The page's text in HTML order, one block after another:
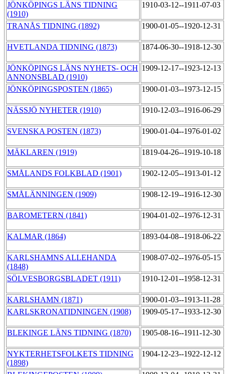
JÖNKÖPINGS LÄNS TIDNING
(1910)
1910-03-12--1911-07-03
TRANÅS TIDNING (1892) 1900-01-05--1920-12-31
HVETLANDA TIDNING (1873) 1874-06-30--1918-12-30
JÖNKÖPINGS LÄNS NYHETS- OCH
ANNONSBLAD (1910)
1909-12-17--1923-12-13
JÖNKÖPINGSPOSTEN (1865) 1900-01-03--1973-12-15
NÄSSJÖ NYHETER (1910) 1910-12-03--1916-06-29
SVENSKA POSTEN (1873) 1900-01-04--1976-01-02
MÄKLAREN (1919) 1819-04-26--1919-10-18
SMÅLANDS FOLKBLAD (1901) 1902-12-05--1913-01-12
SMÅLÄNNINGEN (1909) 1908-12-19--1916-12-30
BAROMETERN (1841) 1904-01-02--1976-12-31
KALMAR (1864) 1893-04-08--1918-06-22
KARLSHAMNS ALLEHANDA
(1848)
1908-07-02--1976-05-15
SÖLVESBORGSBLADET (1911) 1910-12-01--1958-12-31
KARLSHAMN (1871)
1900-01-03--1913-11-28
KARLSKRONATIDNINGEN (1908)
1909-05-17--1933-12-30
BLEKINGE LÄNS TIDNING (1870) 1905-08-16--1911-12-30
NYKTERHETSFOLKETS TIDNING
(1898)
1904-12-23--1922-12-12